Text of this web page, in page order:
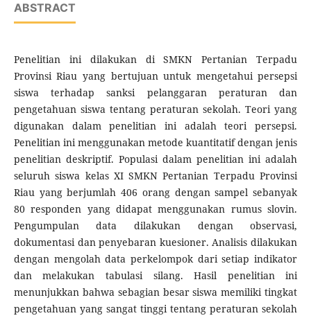
ABSTRACT
Penelitian ini dilakukan di SMKN Pertanian Terpadu
Provinsi Riau yang bertujuan untuk mengetahui persepsi
siswa terhadap sanksi pelanggaran peraturan dan
pengetahuan siswa tentang peraturan sekolah. Teori yang
digunakan dalam penelitian ini adalah teori persepsi.
Penelitian ini menggunakan metode kuantitatif dengan jenis
penelitian deskriptif. Populasi dalam penelitian ini adalah
seluruh siswa kelas XI SMKN Pertanian Terpadu Provinsi
Riau yang berjumlah 406 orang dengan sampel sebanyak
80 responden yang didapat menggunakan rumus slovin.
Pengumpulan data dilakukan dengan observasi,
dokumentasi dan penyebaran kuesioner. Analisis dilakukan
dengan mengolah data perkelompok dari setiap indikator
dan melakukan tabulasi silang. Hasil penelitian ini
menunjukkan bahwa sebagian besar siswa memiliki tingkat
pengetahuan yang sangat tinggi tentang peraturan sekolah